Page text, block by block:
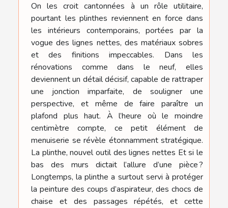
On les croit cantonnées à un rôle utilitaire,
pourtant les plinthes reviennent en force dans
les intérieurs contemporains, portées par la
vogue des lignes nettes, des matériaux sobres
et des finitions impeccables. Dans les
rénovations comme dans le neuf, elles
deviennent un détail décisif, capable de rattraper
une jonction imparfaite, de souligner une
perspective, et même de faire paraître un
plafond plus haut. À l’heure où le moindre
centimètre compte, ce petit élément de
menuiserie se révèle étonnamment stratégique.
La plinthe, nouvel outil des lignes nettes Et si le
bas des murs dictait l’allure d’une pièce ?
Longtemps, la plinthe a surtout servi à protéger
la peinture des coups d’aspirateur, des chocs de
chaise et des passages répétés, et cette